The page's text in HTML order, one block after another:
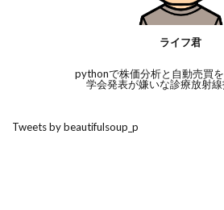
ライフ君
pythonで株価分析と自動売買を
学会発表が嫌いな診療放射線
Tweets by beautifulsoup_p